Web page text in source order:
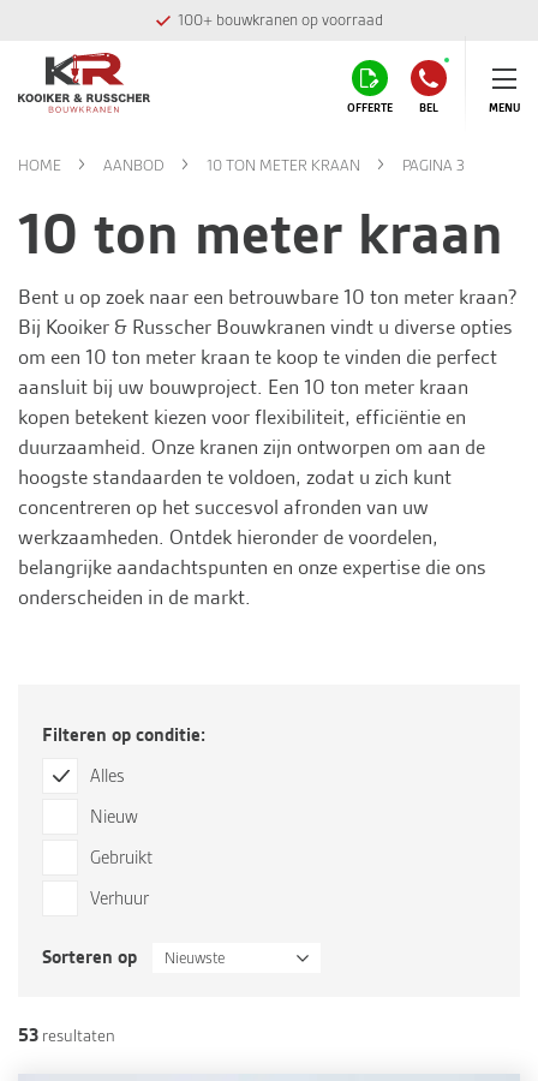
Montage team in eigen huis
OFFERTE BEL MENU
HOME AANBOD 10 TON METER KRAAN PAGINA 3
10 ton meter kraan
Bent u op zoek naar een betrouwbare 10 ton meter kraan?
Bij Kooiker & Russcher Bouwkranen vindt u diverse opties
om een 10 ton meter kraan te koop te vinden die perfect
aansluit bij uw bouwproject. Een 10 ton meter kraan
kopen betekent kiezen voor flexibiliteit, efficiëntie en
duurzaamheid. Onze kranen zijn ontworpen om aan de
hoogste standaarden te voldoen, zodat u zich kunt
concentreren op het succesvol afronden van uw
werkzaamheden. Ontdek hieronder de voordelen,
belangrijke aandachtspunten en onze expertise die ons
onderscheiden in de markt.
Filteren op conditie:
Alles
Nieuw
Gebruikt
Verhuur
Sorteren op Nieuwste
53 resultaten